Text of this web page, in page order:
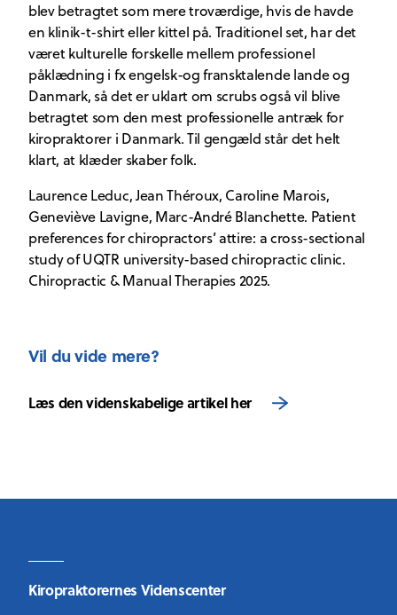
blev betragtet som mere troværdige, hvis de havde
en klinik-t-shirt eller kittel på. Traditionel set, har det
været kulturelle forskelle mellem professionel
påklædning i fx engelsk-og fransktalende lande og
Danmark, så det er uklart om scrubs også vil blive
betragtet som den mest professionelle antræk for
kiropraktorer i Danmark. Til gengæld står det helt
klart, at klæder skaber folk.
Laurence Leduc, Jean Théroux, Caroline Marois,
Geneviève Lavigne, Marc-André Blanchette. Patient
preferences for chiropractors’ attire: a cross-sectional
study of UQTR university-based chiropractic clinic.
Chiropractic & Manual Therapies 2025.
Vil du vide mere?
Læs den videnskabelige artikel her
Kiropraktorernes Videnscenter